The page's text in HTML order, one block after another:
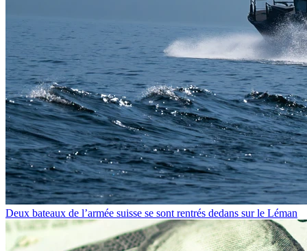
Deux bateaux de l’armée suisse se sont rentrés dedans sur le Léman